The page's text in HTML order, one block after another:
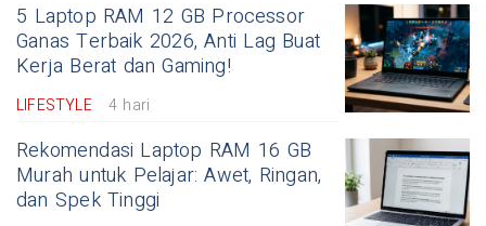
5 Laptop RAM 12 GB Processor
Ganas Terbaik 2026, Anti Lag Buat
Kerja Berat dan Gaming!
LIFESTYLE 4 hari
Rekomendasi Laptop RAM 16 GB
Murah untuk Pelajar: Awet, Ringan,
dan Spek Tinggi